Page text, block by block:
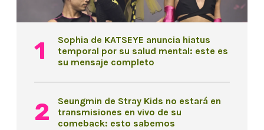
Sophia de KATSEYE anuncia hiatus
temporal por su salud mental: este es
su mensaje completo
Seungmin de Stray Kids no estará en
transmisiones en vivo de su
comeback: esto sabemos